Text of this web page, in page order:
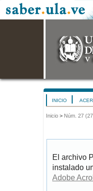
INICIO
Inicio > Núm. 27
El archivo
instalado
Adobe